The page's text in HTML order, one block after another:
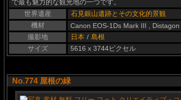
で最も魅力的な観光地の一つです。
世界遺産
石見銀山遺跡とその文化的景観
機材
Canon EOS-1Ds Mark III ,
撮影地
日本 / 島根
サイズ
5616 x 3744ピクセル
No.774 屋根の緑